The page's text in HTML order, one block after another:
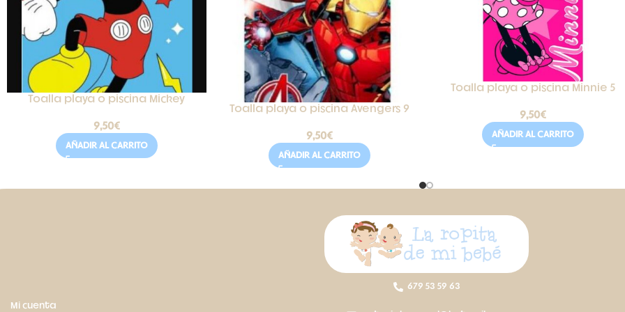
Toalla playa o piscina Mickey
9,50€
AÑADIR AL CARRITO
Toalla playa o piscina Avengers 9
9,50€
AÑADIR AL CARRITO
Toalla playa o piscina Minnie 5
9,50€
AÑADIR AL CARRITO
Mi cuenta
679 53 59 63